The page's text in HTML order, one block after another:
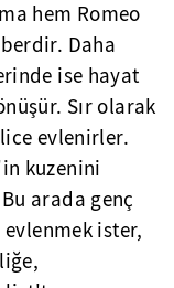
hem Romeo
Daha
ise hayat
Sır olarak
evlenirler.
kuzenini
arada genç
ister,